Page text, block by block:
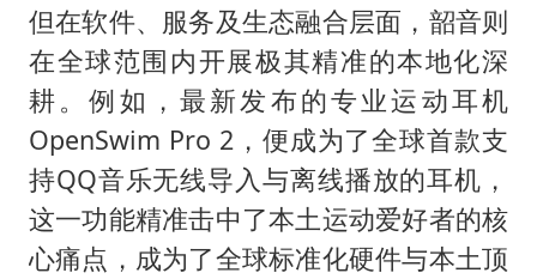
但在软件、服务及生态融合层面，韶音则
在全球范围内开展极其精准的本地化深
耕。例如，最新发布的专业运动耳机
OpenSwim Pro 2，便成为了全球首款支
持QQ音乐无线导入与离线播放的耳机，
这一功能精准击中了本土运动爱好者的核
心痛点，成为了全球标准化硬件与本土顶